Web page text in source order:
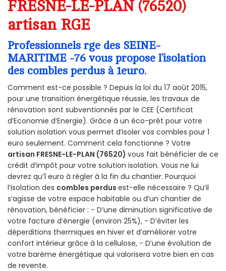
FRESNE-LE-PLAN (76520)
artisan RGE
Professionnels rge des SEINE-
MARITIME -76 vous propose l’isolation
des combles perdus à 1euro.
Comment est-ce possible ? Depuis la loi du 17 août 2015,
pour une transition énergétique réussie, les travaux de
rénovation sont subventionnés par le CEE (Certificat
d’Economie d’Energie). Grâce à un éco-prêt pour votre
solution isolation vous permet d’isoler vos combles pour 1
euro seulement. Comment cela fonctionne ? Votre
artisan FRESNE-LE-PLAN (76520) vous fait bénéficier de ce
crédit d’impôt pour votre solution isolation. Vous ne lui
devrez qu’1 euro à régler à la fin du chantier. Pourquoi
l’isolation des combles perdus est-elle nécessaire ? Qu’il
s’agisse de votre espace habitable ou d’un chantier de
rénovation, bénéficier : - D’une diminution significative de
votre facture d’énergie (environ 25%), - D’éviter les
déperditions thermiques en hiver et d’améliorer votre
confort intérieur grâce à la cellulose, - D’une évolution de
votre barème énergétique qui valorisera votre bien en cas
de revente.